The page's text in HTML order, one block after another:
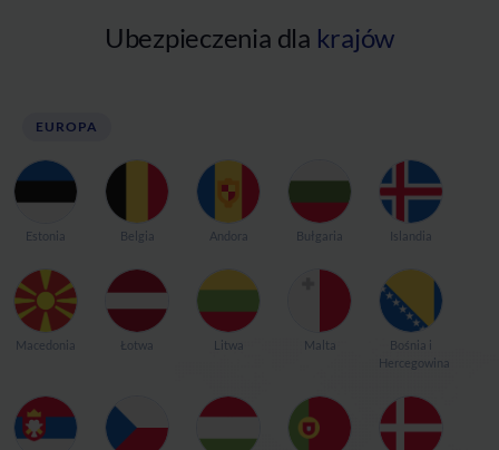
Ubezpieczenia dla krajów
EUROPA
Estonia Belgia Andora Bułgaria Islandia
Macedonia Łotwa Litwa Malta
Bośnia i
Hercegowina